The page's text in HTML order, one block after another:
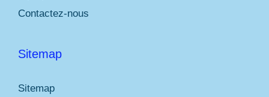
Contactez-nous
Sitemap
Sitemap